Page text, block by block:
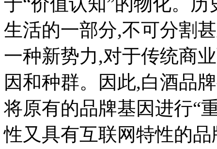
生活的一部分,不可分割
一种新势力,对于传统商
因和种群。因此,白酒品
将原有的品牌基因进行“
性又具有互联网特性的